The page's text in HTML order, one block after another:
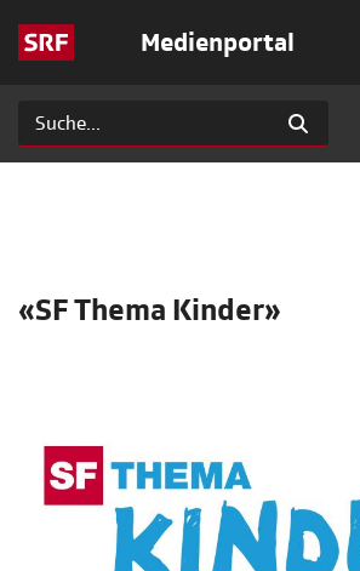
Medienportal
«SF Thema Kinder»